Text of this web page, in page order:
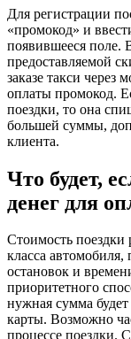
Для регистрации
«промокод» и
появившееся поле.
предоставляемой
заказе такси через
оплаты промокод.
поездки, то она
большей суммы,
клиента.
Что будет,
денег для
Стоимость поездки
класса
остановок и
приоритетного
нужная сумма будет
карты. Возможно
процессе поездки.